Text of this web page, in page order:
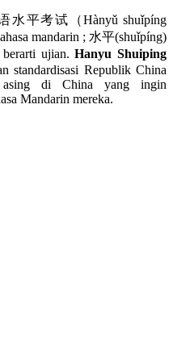
水平考试（Hànyǔ shuǐpíng
mandarin ; 水平(shuǐpíng)
berarti ujian.Hanyu Shuiping
standardisasi Republik China
asing di China yang ingin
Mandarin mereka.